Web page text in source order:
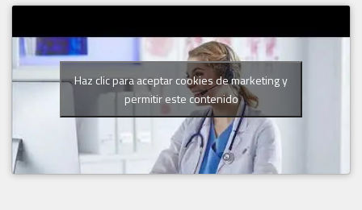
Haz clic para aceptar cookies de marketing y
permitir este contenido